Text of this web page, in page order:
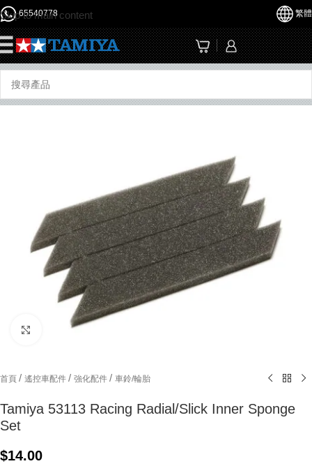
Skip to main content
65540778 繁體
Click to enlarge
首頁 / 遙控車配件 / 強化配件 / 車鈴/輪胎
Tamiya 53113 Racing Radial/Slick Inner Sponge
Set
$14.00